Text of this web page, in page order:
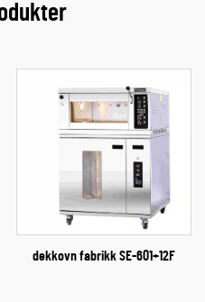
dekkovn fabrikk SE-601+12F